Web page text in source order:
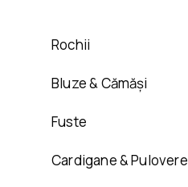
Rochii
Bluze & Cămăși
Fuste
Cardigane & Pulovere